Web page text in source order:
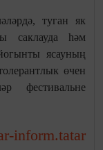
туган як
саклауда һәм
ясауның
өчен
фестивальне
inform.tatar